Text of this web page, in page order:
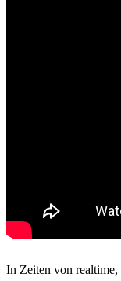
In Zeiten von realtime,